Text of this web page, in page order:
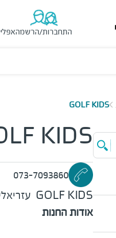
התחברות/הרשמה
GOLF KIDS
KIDS
073-7093860
GOLF KIDS
אודות החנות